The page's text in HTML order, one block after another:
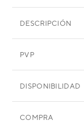
DESCRIPCIÓN
PVP
DISPONIBILIDAD
COMPRA